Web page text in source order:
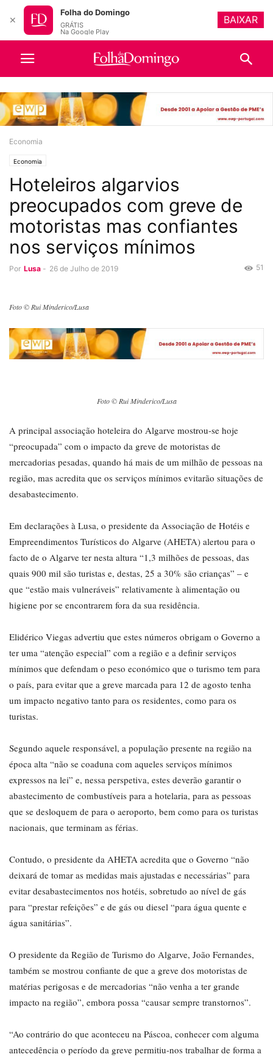
Economia
Economia
Hoteleiros algarvios
preocupados com greve de
motoristas mas confiantes
nos serviços mínimos
Por Lusa - 26 de Julho de 2019 51
Foto © Rui Minderico/Lusa
Foto © Rui Minderico/Lusa
A principal associação hoteleira do Algarve mostrou-se hoje
“preocupada” com o impacto da greve de motoristas de
mercadorias pesadas, quando há mais de um milhão de pessoas na
região, mas acredita que os serviços mínimos evitarão situações de
desabastecimento.
Em declarações à Lusa, o presidente da Associação de Hotéis e
Empreendimentos Turísticos do Algarve (AHETA) alertou para o
facto de o Algarve ter nesta altura “1,3 milhões de pessoas, das
quais 900 mil são turistas e, destas, 25 a 30% são crianças” – e
que “estão mais vulneráveis” relativamente à alimentação ou
higiene por se encontrarem fora da sua residência.
Elidérico Viegas advertiu que estes números obrigam o Governo a
ter uma “atenção especial” com a região e a definir serviços
mínimos que defendam o peso económico que o turismo tem para
o país, para evitar que a greve marcada para 12 de agosto tenha
um impacto negativo tanto para os residentes, como para os
turistas.
Segundo aquele responsável, a população presente na região na
época alta “não se coaduna com aqueles serviços mínimos
expressos na lei” e, nessa perspetiva, estes deverão garantir o
abastecimento de combustíveis para a hotelaria, para as pessoas
que se desloquem de para o aeroporto, bem como para os turistas
nacionais, que terminam as férias.
Contudo, o presidente da AHETA acredita que o Governo “não
deixará de tomar as medidas mais ajustadas e necessárias” para
evitar desabastecimentos nos hotéis, sobretudo ao nível de gás
para “prestar refeições” e de gás ou diesel “para água quente e
água sanitárias”.
O presidente da Região de Turismo do Algarve, João Fernandes,
também se mostrou confiante de que a greve dos motoristas de
matérias perigosas e de mercadorias “não venha a ter grande
impacto na região”, embora possa “causar sempre transtornos”.
“Ao contrário do que aconteceu na Páscoa, conhecer com alguma
antecedência o período da greve permitiu-nos trabalhar de forma a
✕
Folha do Domingo
GRÁTIS
Na Google Play
BAIXAR